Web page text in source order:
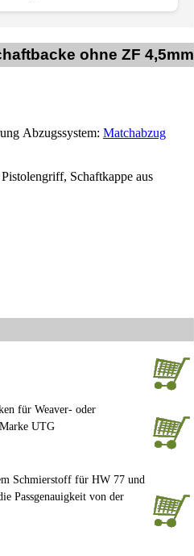
ohne ZF 4,5mm
Abzugssystem: Matchabzug
Schaftkappe aus
für Weaver- oder
UTG
Schmierstoff für HW 77 und
Passgenauigkeit von der